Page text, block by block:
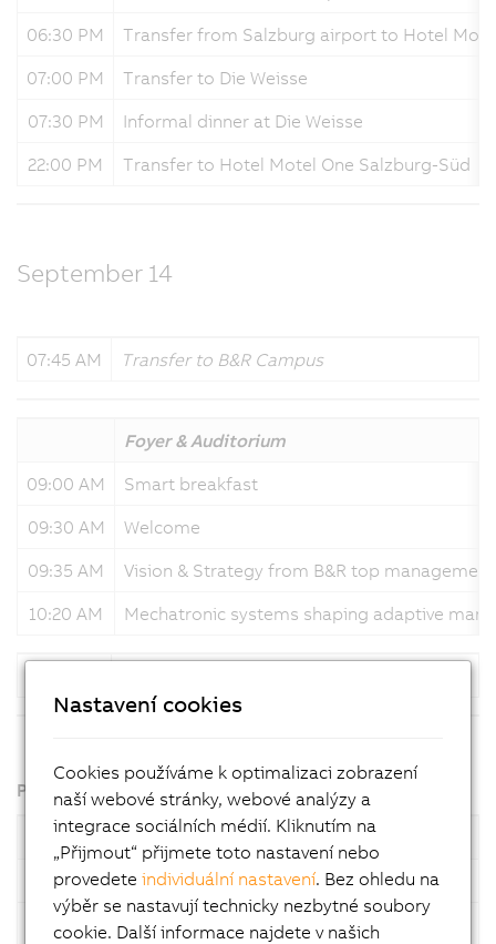
06:30 PM
Transfer from Salzburg airport to Hotel
07:00 PM
Transfer to Die Weisse
07:30 PM
Informal dinner at Die Weisse
22:00 PM
Transfer to Hotel Motel One Salzburg-Süd
September 14
07:45 AM Transfer to B&R Campus
Foyer & Auditorium
09:00 AM
Smart breakfast
09:30 AM
Welcome
09:35 AM
Vision & Strategy from B&R top management
10:20 AM
Mechatronic systems shaping adaptive
Parallel sessions for each country
Session 1
Room Italy
11:10 AM
Rainbow innovations - hardware
11:50 AM
Rainbow innovations - software
Nastavení cookies
Cookies používáme k optimalizaci zobrazení
naší webové stránky, webové analýzy a
integrace sociálních médií. Kliknutím na
„Přijmout“ přijmete toto nastavení nebo
provedeteindividuální nastavení. Bez ohledu na
výběr se nastavují technicky nezbytné soubory
cookie. Další informace najdete v našich